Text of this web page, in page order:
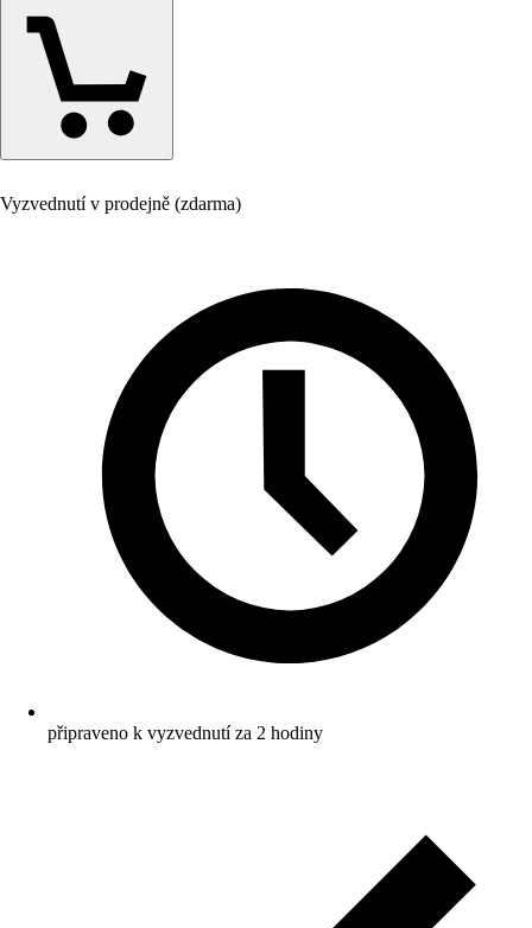
Vyzvednutí v prodejně (zdarma)
připraveno k vyzvednutí za 2 hodiny